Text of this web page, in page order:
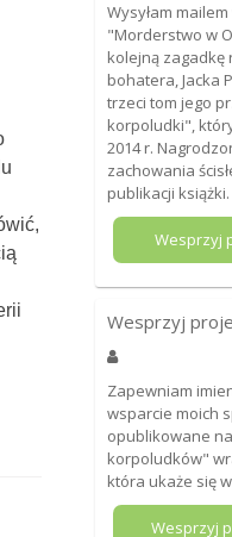
Wysyłam
"Morderstwo w
kolejną zagadkę
bohatera, Jacka
trzeci tom jego
korpoludki",
2014 r.
zachowania
publikacji książki.
Wesprzyj
Wesprzyj
Zapewniam
wsparcie moich
opublikowane
korpoludków"
która ukaże się
Wesprzyj